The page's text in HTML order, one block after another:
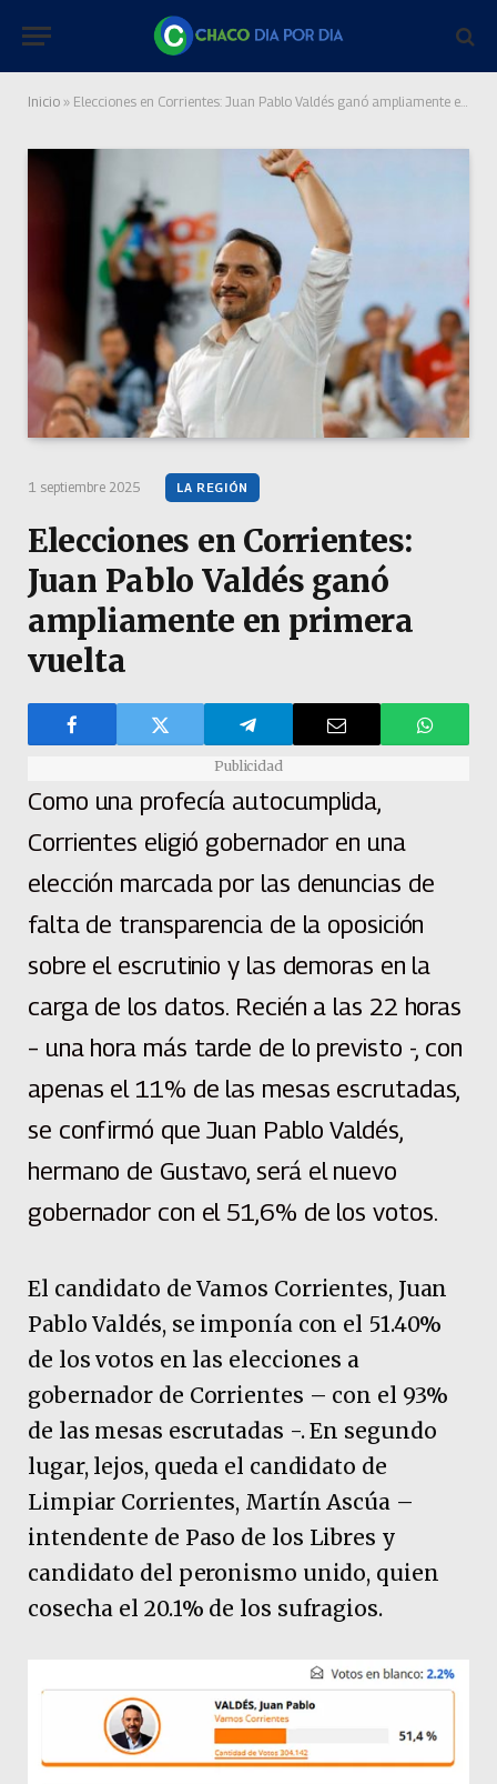
Inicio » Elecciones en Corrientes: Juan Pablo Valdés ganó ampliamente en primera vuelta
1 septiembre 2025 LA REGIÓN
Elecciones en Corrientes:
Juan Pablo Valdés ganó
ampliamente en primera
vuelta
Publicidad
Como una profecía autocumplida,
Corrientes eligió gobernador en una
elección marcada por las denuncias de
falta de transparencia de la oposición
sobre el escrutinio y las demoras en la
carga de los datos. Recién a las 22 horas
– una hora más tarde de lo previsto -, con
apenas el 11% de las mesas escrutadas,
se confirmó que Juan Pablo Valdés,
hermano de Gustavo, será el nuevo
gobernador con el 51,6% de los votos.
El candidato de Vamos Corrientes, Juan
Pablo Valdés, se imponía con el 51.40%
de los votos en las elecciones a
gobernador de Corrientes – con el 93%
de las mesas escrutadas -. En segundo
lugar, lejos, queda el candidato de
Limpiar Corrientes, Martín Ascúa –
intendente de Paso de los Libres y
candidato del peronismo unido, quien
cosecha el 20.1% de los sufragios.